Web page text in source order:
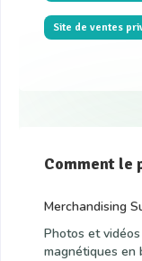
Site de ventes
Comment le
Merchandising
Photos et
magnétiques en